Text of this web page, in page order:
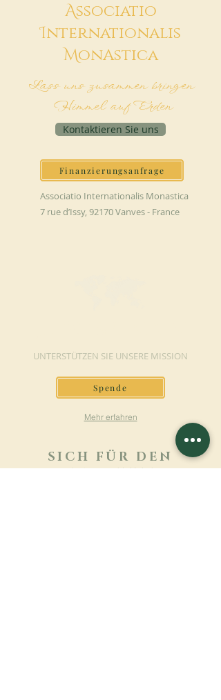
Associatio
Internationalis
MonAstica
Lass uns zusammen bringen
Himmel auf Erden
Kontaktieren Sie uns
Finanzierungsanfrage
Associatio Internationalis Monastica
7 rue d’Issy, 92170 Vanves - France
UNTERSTÜTZEN SIE UNSERE MISSION
Spende
Mehr erfahren
SICH FÜR DEN
NEWSLETTER